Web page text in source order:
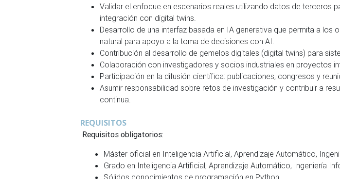
Validar el enfoque en escenarios reales utilizando datos de terceros
integración con digital twins.
Desarrollo de una interfaz basada en IA generativa que permita a
natural para apoyo a la toma de decisiones con AI.
Contribución al desarrollo de gemelos digitales (digital twins) para
Colaboración con investigadores y socios industriales en proyectos
Participación en la difusión científica: publicaciones, congresos y
Asumir responsabilidad sobre retos de investigación y contribuir a
continua.
REQUISITOS
Requisitos obligatorios:
Máster oficial en Inteligencia Artificial, Aprendizaje Automático,
Grado en Inteligencia Artificial, Aprendizaje Automático, Ingeniería
Sólidos conocimientos de programación en Python.